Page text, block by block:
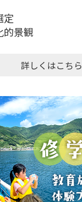
定
的景観
詳しくはこちら